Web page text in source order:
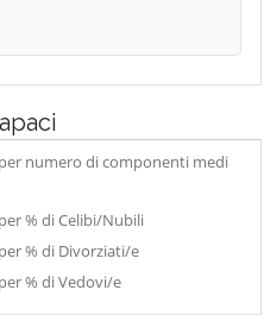
numero di componenti medi
% di Celibi/Nubili
% di Divorziati/e
% di Vedovi/e